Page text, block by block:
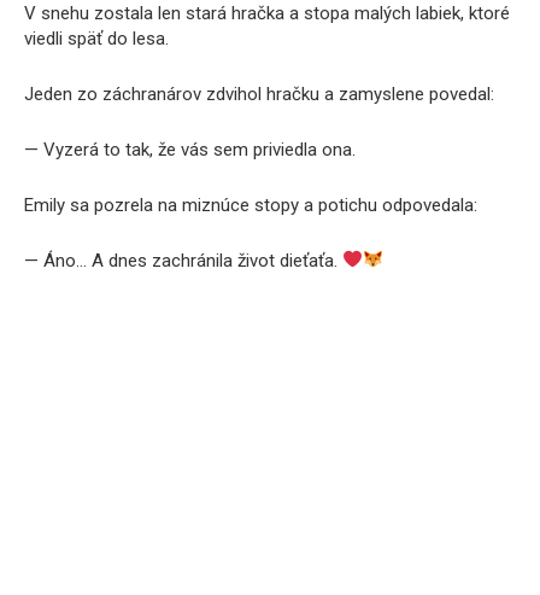
V snehu zostala len stará hračka a stopa malých labiek, ktoré
viedli späť do lesa.
Jeden zo záchranárov zdvihol hračku a zamyslene povedal:
— Vyzerá to tak, že vás sem priviedla ona.
Emily sa pozrela na miznúce stopy a potichu odpovedala:
— Áno… A dnes zachránila život dieťaťa.